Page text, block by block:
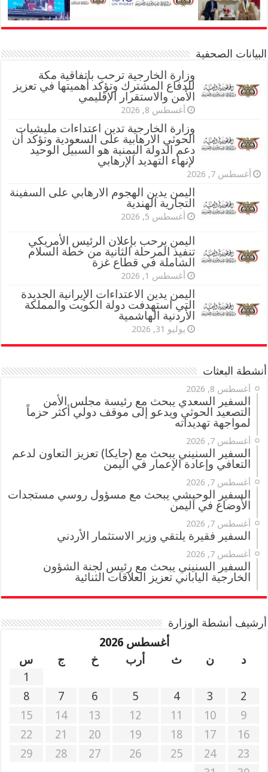
البيانات الصحفية
وزارة الخارجية ترحب باتفاقية مكة
للدفاع المشترك وتؤكد أهميتها في تعزيز
الأمن والاستقرار الإقليمي
أغسطس 8, 2026
وزارة الخارجية تدين اعتداءات مليشيات
الحوثي الارهابية على السعودية وتؤكد أن
دعم الدولة اليمنية هو السبيل الوحيد
لإنهاء التهديد الإرهابي
أغسطس 7, 2026
اليمن يدين الهجوم الارهابي على السفينة
التجارية الهندية
أغسطس 5, 2026
اليمن يرحب بإعلان الرئيس الأمريكي
تنفيذ المرحلة الثانية من خطة السلام
الشاملة في قطاع غزة
أغسطس 1, 2026
اليمن يدين الاعتداءات الإيرانية الجديدة
التي استهدفت دولة الكويت والمملكة
الأردنية الهاشمية
يوليو 31, 2026
أنشطة البعثات
أغسطس 8, 2026
السفير السعدي يبحث مع رئيسة مجلس الأمن
التصعيد الحوثي ويدعو إلى موقف دولي أكثر حزماً
لمواجهة تهديداته
أغسطس 7, 2026
السفير السنيني يبحث مع (جايكا) تعزيز التعاون لدعم
التعافي وإعادة الإعمار في اليمن
أغسطس 7, 2026
السفير الوحيشي يبحث مع مسؤول روسي مستجدات
الأوضاع في اليمن
أغسطس 7, 2026
السفير فقيرة يلتقي وزير الاستثمار الأردني
أغسطس 7, 2026
السفير السنيني يبحث مع رئيس لجنة الشؤون
الخارجية الياباني تعزيز العلاقات الثنائية
أرشيف أنشطة الوزارة
أغسطس 2026
د
ن ث أرب خ ج
س
1
2
3
4
5
6
7
8
9
10
11
12
13
14
15
16
17
18
19
20
21
22
23
24
25
26
27
28
29